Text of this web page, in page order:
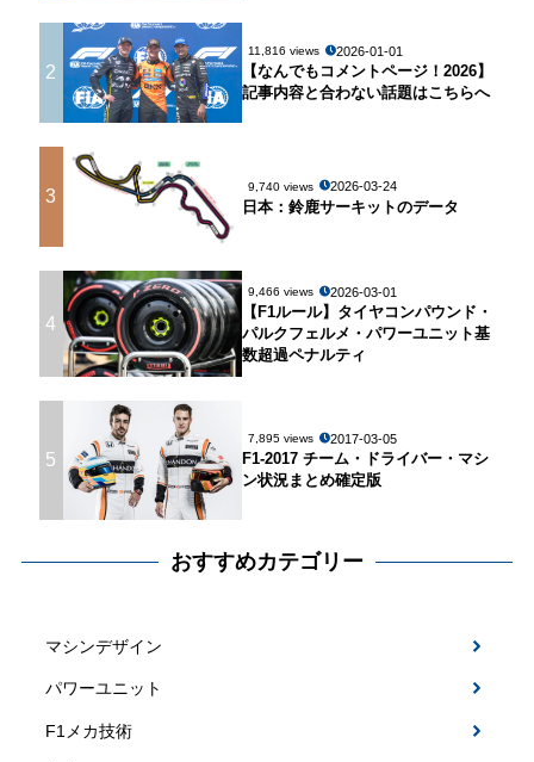
2
11,816 views 2026-01-01
【なんでもコメントページ！2026】
記事内容と合わない話題はこちらへ
3 9,740 views 2026-03-24
日本：鈴鹿サーキットのデータ
4
9,466 views 2026-03-01
【F1ルール】タイヤコンパウンド・
パルクフェルメ・パワーユニット基
数超過ペナルティ
5
7,895 views 2017-03-05
F1-2017 チーム・ドライバー・マシ
ン状況まとめ確定版
おすすめカテゴリー
マシンデザイン
パワーユニット
F1メカ技術